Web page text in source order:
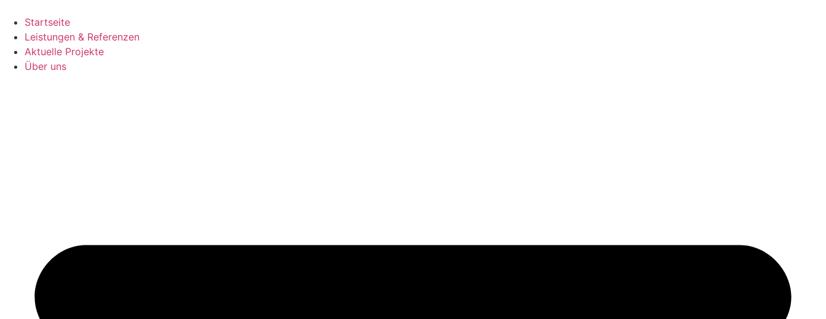
Inhalt
springen
Startseite
Leistungen & Referenzen
Aktuelle Projekte
Über uns